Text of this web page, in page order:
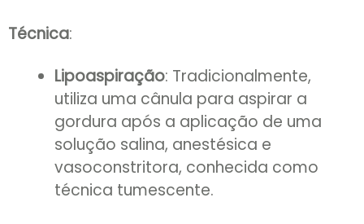
Técnica:
Lipoaspiração: Tradicionalmente,
utiliza uma cânula para aspirar a
gordura após a aplicação de uma
solução salina, anestésica e
vasoconstritora, conhecida como
técnica tumescente.